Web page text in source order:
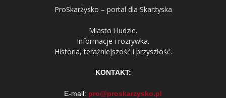
ProSkarżysko – portal dla Skarżyska
Miasto i ludzie.
Informacje i rozrywka.
Historia, teraźniejszość i przyszłość.
KONTAKT:
E-mail: pro@proskarzysko.pl